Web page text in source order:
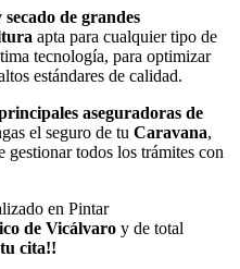
de grandes
apta para cualquier tipo de
tecnología, para optimizar
estándares de calidad.
aseguradoras de
el seguro de tu Caravana,
gestionar todos los trámites con
en Pintar
de Vicálvaro y de total
cita!!